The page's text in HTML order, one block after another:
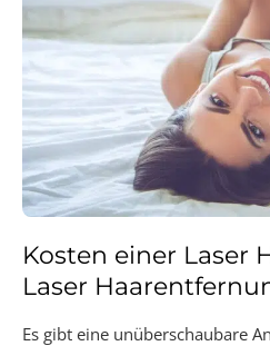
Kosten einer Laser
Laser
Es gibt eine unüberschaubare